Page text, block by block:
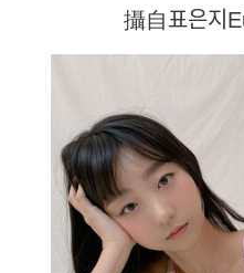
攝自